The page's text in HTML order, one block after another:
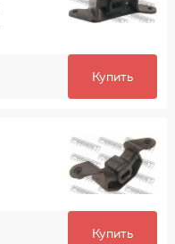
Купить
Купить